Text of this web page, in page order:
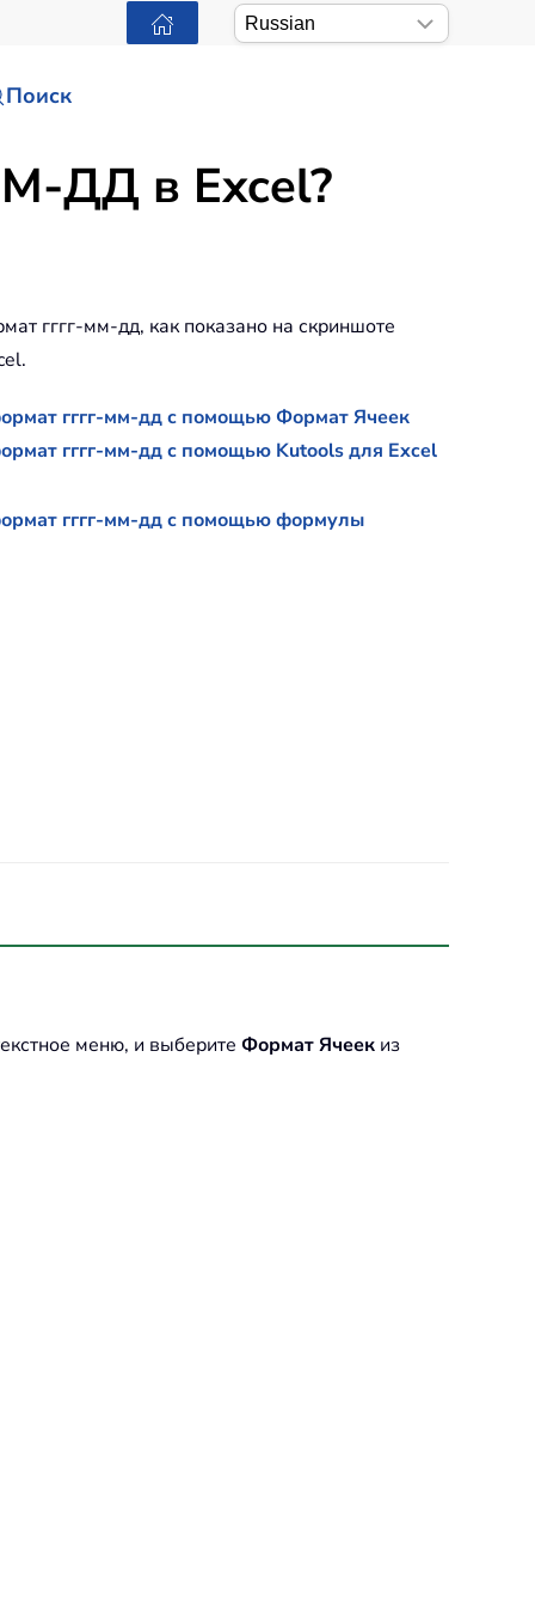
Поиск
ДД в Excel?
гггг-мм-дд, как показано на скриншоте
гггг-мм-дд с помощью Формат Ячеек
гггг-мм-дд с помощью Kutools для Excel
гггг-мм-дд с помощью формулы
меню, и выберите Формат Ячеек из